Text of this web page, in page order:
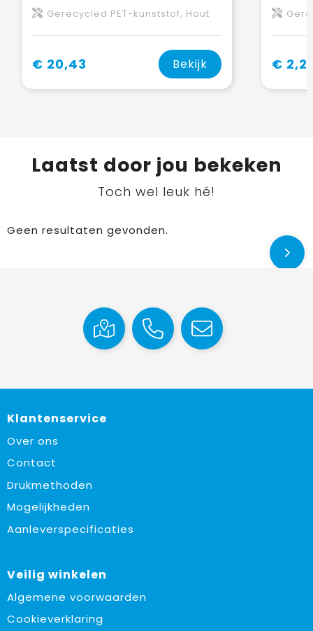
Gerecycled PET-kunststof, Hout
€ 20,43 Bekijk €
Laatst door jou bekeken
Toch wel leuk hé!
Geen resultaten gevonden.
Klantenservice
Over ons
Contact
Drukmethoden
Mogelijkheden
Aanleverspecificaties
Veilig winkelen
Algemene voorwaarden
Cookieverklaring